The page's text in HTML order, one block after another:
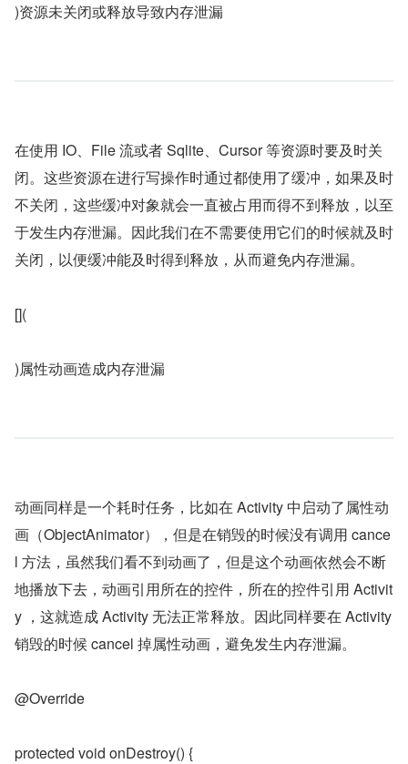
)资源未关闭或释放导致内存泄漏
在使用 IO、File 流或者 Sqlite、Cursor 等资源时要及时关
闭。这些资源在进行写操作时通过都使用了缓冲，如果及时
不关闭，这些缓冲对象就会一直被占用而得不到释放，以至
于发生内存泄漏。因此我们在不需要使用它们的时候就及时
关闭，以便缓冲能及时得到释放，从而避免内存泄漏。
[](
)属性动画造成内存泄漏
动画同样是一个耗时任务，比如在 Activity 中启动了属性动
画（ObjectAnimator），但是在销毁的时候没有调用 cance
l 方法，虽然我们看不到动画了，但是这个动画依然会不断
地播放下去，动画引用所在的控件，所在的控件引用 Activit
y ，这就造成 Activity 无法正常释放。因此同样要在 Activity
销毁的时候 cancel 掉属性动画，避免发生内存泄漏。
@Override
protected void onDestroy() {